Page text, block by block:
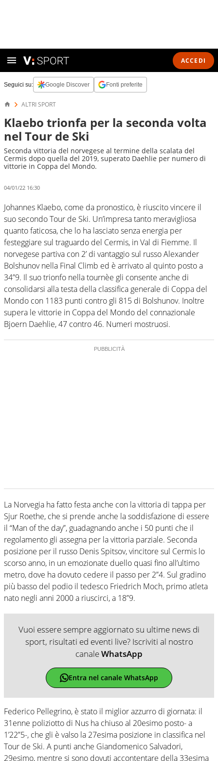
ACCEDI
Seguici su: Google Discover Fonti preferite
ALTRI SPORT
Klaebo trionfa per la seconda volta
nel Tour de Ski
Seconda vittoria del norvegese al termine della scalata del
Cermis dopo quella del 2019, superato Daehlie per numero di
vittorie in Coppa del Mondo.
04/01/22 16:30
Johannes Klaebo, come da pronostico, è riuscito vincere il
suo secondo Tour de Ski. Un’impresa tanto meravigliosa
quanto faticosa, che lo ha lasciato senza energia per
festeggiare sul traguardo del Cermis, in Val di Fiemme. Il
norvegese partiva con 2’ di vantaggio sul russo Alexander
Bolshunov nella Final Climb ed è arrivato al quinto posto a
34”9. Il suo trionfo nella tournèe gli consente anche di
consolidarsi alla testa della classifica generale di Coppa del
Mondo con 1183 punti contro gli 815 di Bolshunov. Inoltre
supera le vittorie in Coppa del Mondo del connazionale
Bjoern Daehlie, 47 contro 46. Numeri mostruosi.
La Norvegia ha fatto festa anche con la vittoria di tappa per
Sjur Roethe, che si prende anche la soddisfazione di essere
il “Man of the day”, guadagnando anche i 50 punti che il
regolamento gli assegna per la vittoria parziale. Seconda
posizione per il russo Denis Spitsov, vincitore sul Cermis lo
scorso anno, in un emozionate duello quasi fino all’ultimo
metro, dove ha dovuto cedere il passo per 2”4. Sul gradino
più basso del podio il tedesco Friedrich Moch, primo atleta
nato negli anni 2000 a riuscirci, a 18”9.
Vuoi essere sempre aggiornato su ultime news di
sport, risultati ed eventi live? Iscriviti al nostro
canaleWhatsApp
Entra nel canale WhatsApp
Federico Pellegrino, è stato il miglior azzurro di giornata: il
31enne poliziotto di Nus ha chiuso al 20esimo posto- a
1’22”5-, che gli è valso la 27esima posizione in classifica nel
Tour de Ski. A punti anche Giandomenico Salvadori,
29esimo, mentre si sono dovuti accontentare della 33esima